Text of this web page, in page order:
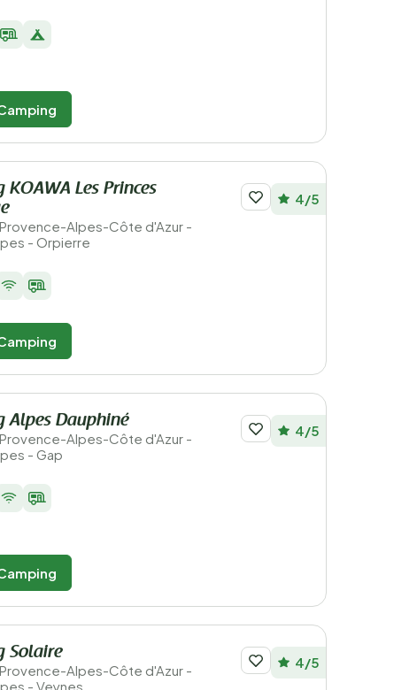
KOAWA Les Princes
Provence-Alpes-Côte d'Azur -
- Orpierre
4/5
Alpes Dauphiné
Provence-Alpes-Côte d'Azur -
- Gap
4/5
Solaire
Provence-Alpes-Côte d'Azur -
- Veynes
4/5